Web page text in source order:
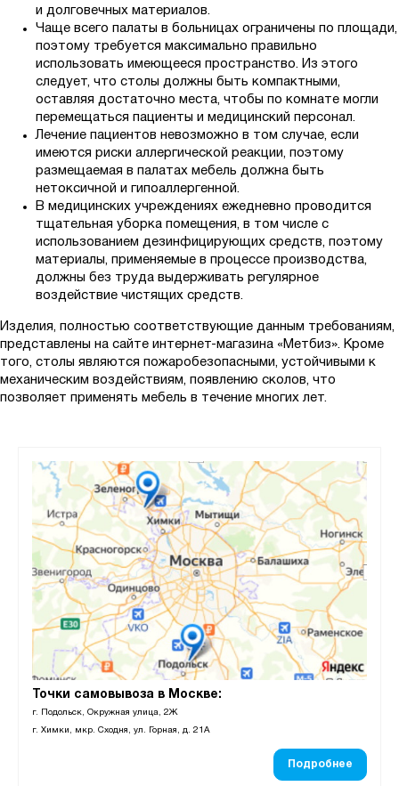
Точки самовывоза в Москве:
г. Подольск, Окружная улица, 2Ж
г. Химки, мкр. Сходня, ул. Горная, д. 21А
Подробнее
и долговечных материалов.
Чаще всего палаты в больницах ограничены по площади,
поэтому требуется максимально правильно
использовать имеющееся пространство. Из этого
следует, что столы должны быть компактными,
оставляя достаточно места, чтобы по комнате могли
перемещаться пациенты и медицинский персонал.
Лечение пациентов невозможно в том случае, если
имеются риски аллергической реакции, поэтому
размещаемая в палатах мебель должна быть
нетоксичной и гипоаллергенной.
В медицинских учреждениях ежедневно проводится
тщательная уборка помещения, в том числе с
использованием дезинфицирующих средств, поэтому
материалы, применяемые в процессе производства,
должны без труда выдерживать регулярное
воздействие чистящих средств.
Изделия, полностью соответствующие данным требованиям,
представлены на сайте интернет-магазина «Метбиз». Кроме
того, столы являются пожаробезопасными, устойчивыми к
механическим воздействиям, появлению сколов, что
позволяет применять мебель в течение многих лет.